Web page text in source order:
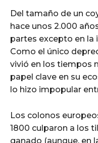
Del tamaño de un
hace unos 2.000
partes excepto en la
Como el único
vivió en los tiempos
papel clave en su
lo hizo impopular
Los colonos
1800 culparon a los
ganado (aunque, en